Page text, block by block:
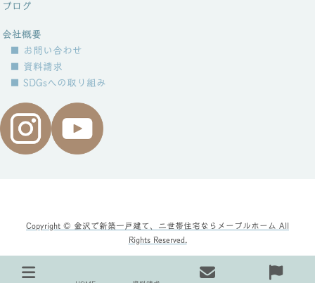
ブログ
会社概要
■ お問い合わせ
■ 資料請求
■ SDGsへの取り組み
Copyright © 金沢で新築一戸建て、二世帯住宅ならメープルホーム All
Rights Reserved.